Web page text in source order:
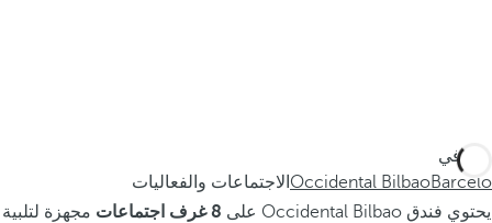
أنت في
Barceló
Occidental Bilbao الاجتماعات والفعاليات
يحتوي فندق Occidental Bilbao على
8 غرف اجتماعات
مجهزة لتلبية